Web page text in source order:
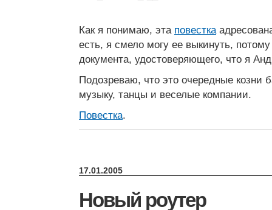
Как я понимаю, эта повестка
есть, я смело могу ее выкинуть,
документа, удостоверяющего, что я
Подозреваю, что это очередные козни
музыку, танцы и веселые компании.
Повестка.
17.01.2005
Новый роутер